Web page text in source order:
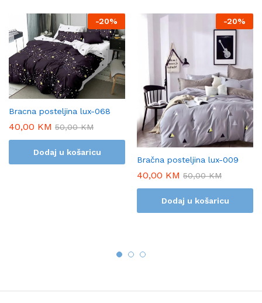
-20%
Bracna posteljina lux-068
40,00 KM 50,00KM
Dodaj u košaricu
-20%
Bračna posteljina lux-009
40,00 KM 50,00KM
Dodaj u košaricu